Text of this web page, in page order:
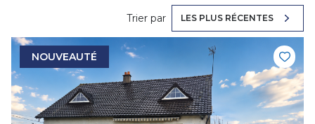
Trier par LES PLUS RÉCENTES
NOUVEAUTÉ